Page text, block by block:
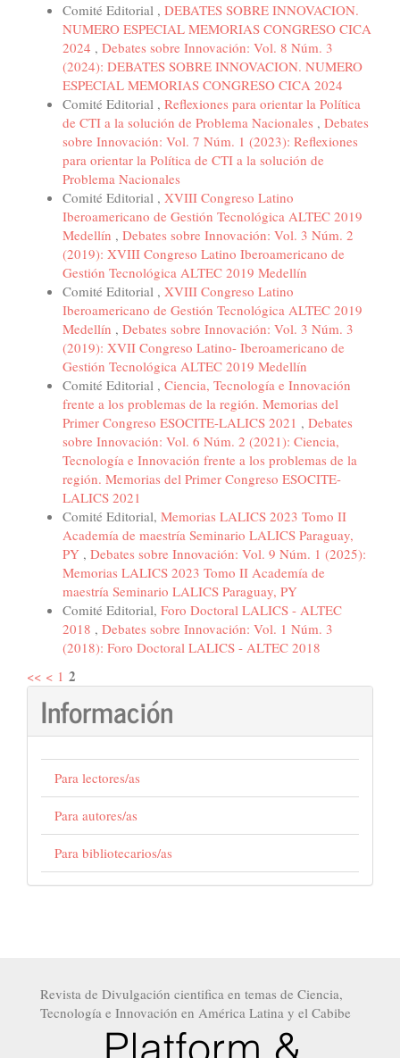
Comité Editorial , DEBATES SOBRE INNOVACION.
NUMERO ESPECIAL MEMORIAS CONGRESO CICA
2024 , Debates sobre Innovación: Vol. 8 Núm. 3
(2024): DEBATES SOBRE INNOVACION. NUMERO
ESPECIAL MEMORIAS CONGRESO CICA 2024
Comité Editorial , Reflexiones para orientar la Política
de CTI a la solución de Problema Nacionales , Debates
sobre Innovación: Vol. 7 Núm. 1 (2023): Reflexiones
para orientar la Política de CTI a la solución de
Problema Nacionales
Comité Editorial , XVIII Congreso Latino
Iberoamericano de Gestión Tecnológica ALTEC 2019
Medellín , Debates sobre Innovación: Vol. 3 Núm. 2
(2019): XVIII Congreso Latino Iberoamericano de
Gestión Tecnológica ALTEC 2019 Medellín
Comité Editorial , XVIII Congreso Latino
Iberoamericano de Gestión Tecnológica ALTEC 2019
Medellín , Debates sobre Innovación: Vol. 3 Núm. 3
(2019): XVII Congreso Latino- Iberoamericano de
Gestión Tecnológica ALTEC 2019 Medellín
Comité Editorial , Ciencia, Tecnología e Innovación
frente a los problemas de la región. Memorias del
Primer Congreso ESOCITE-LALICS 2021 , Debates
sobre Innovación: Vol. 6 Núm. 2 (2021): Ciencia,
Tecnología e Innovación frente a los problemas de la
región. Memorias del Primer Congreso ESOCITE-
LALICS 2021
Comité Editorial, Memorias LALICS 2023 Tomo II
Academía de maestría Seminario LALICS Paraguay,
PY , Debates sobre Innovación: Vol. 9 Núm. 1 (2025):
Memorias LALICS 2023 Tomo II Academía de
maestría Seminario LALICS Paraguay, PY
Comité Editorial, Foro Doctoral LALICS - ALTEC
2018 , Debates sobre Innovación: Vol. 1 Núm. 3
(2018): Foro Doctoral LALICS - ALTEC 2018
<< < 1 2
Información
Para lectores/as
Para autores/as
Para bibliotecarios/as
Revista de Divulgación cientifica en temas de Ciencia,
Tecnología e Innovación en América Latina y el Cabibe